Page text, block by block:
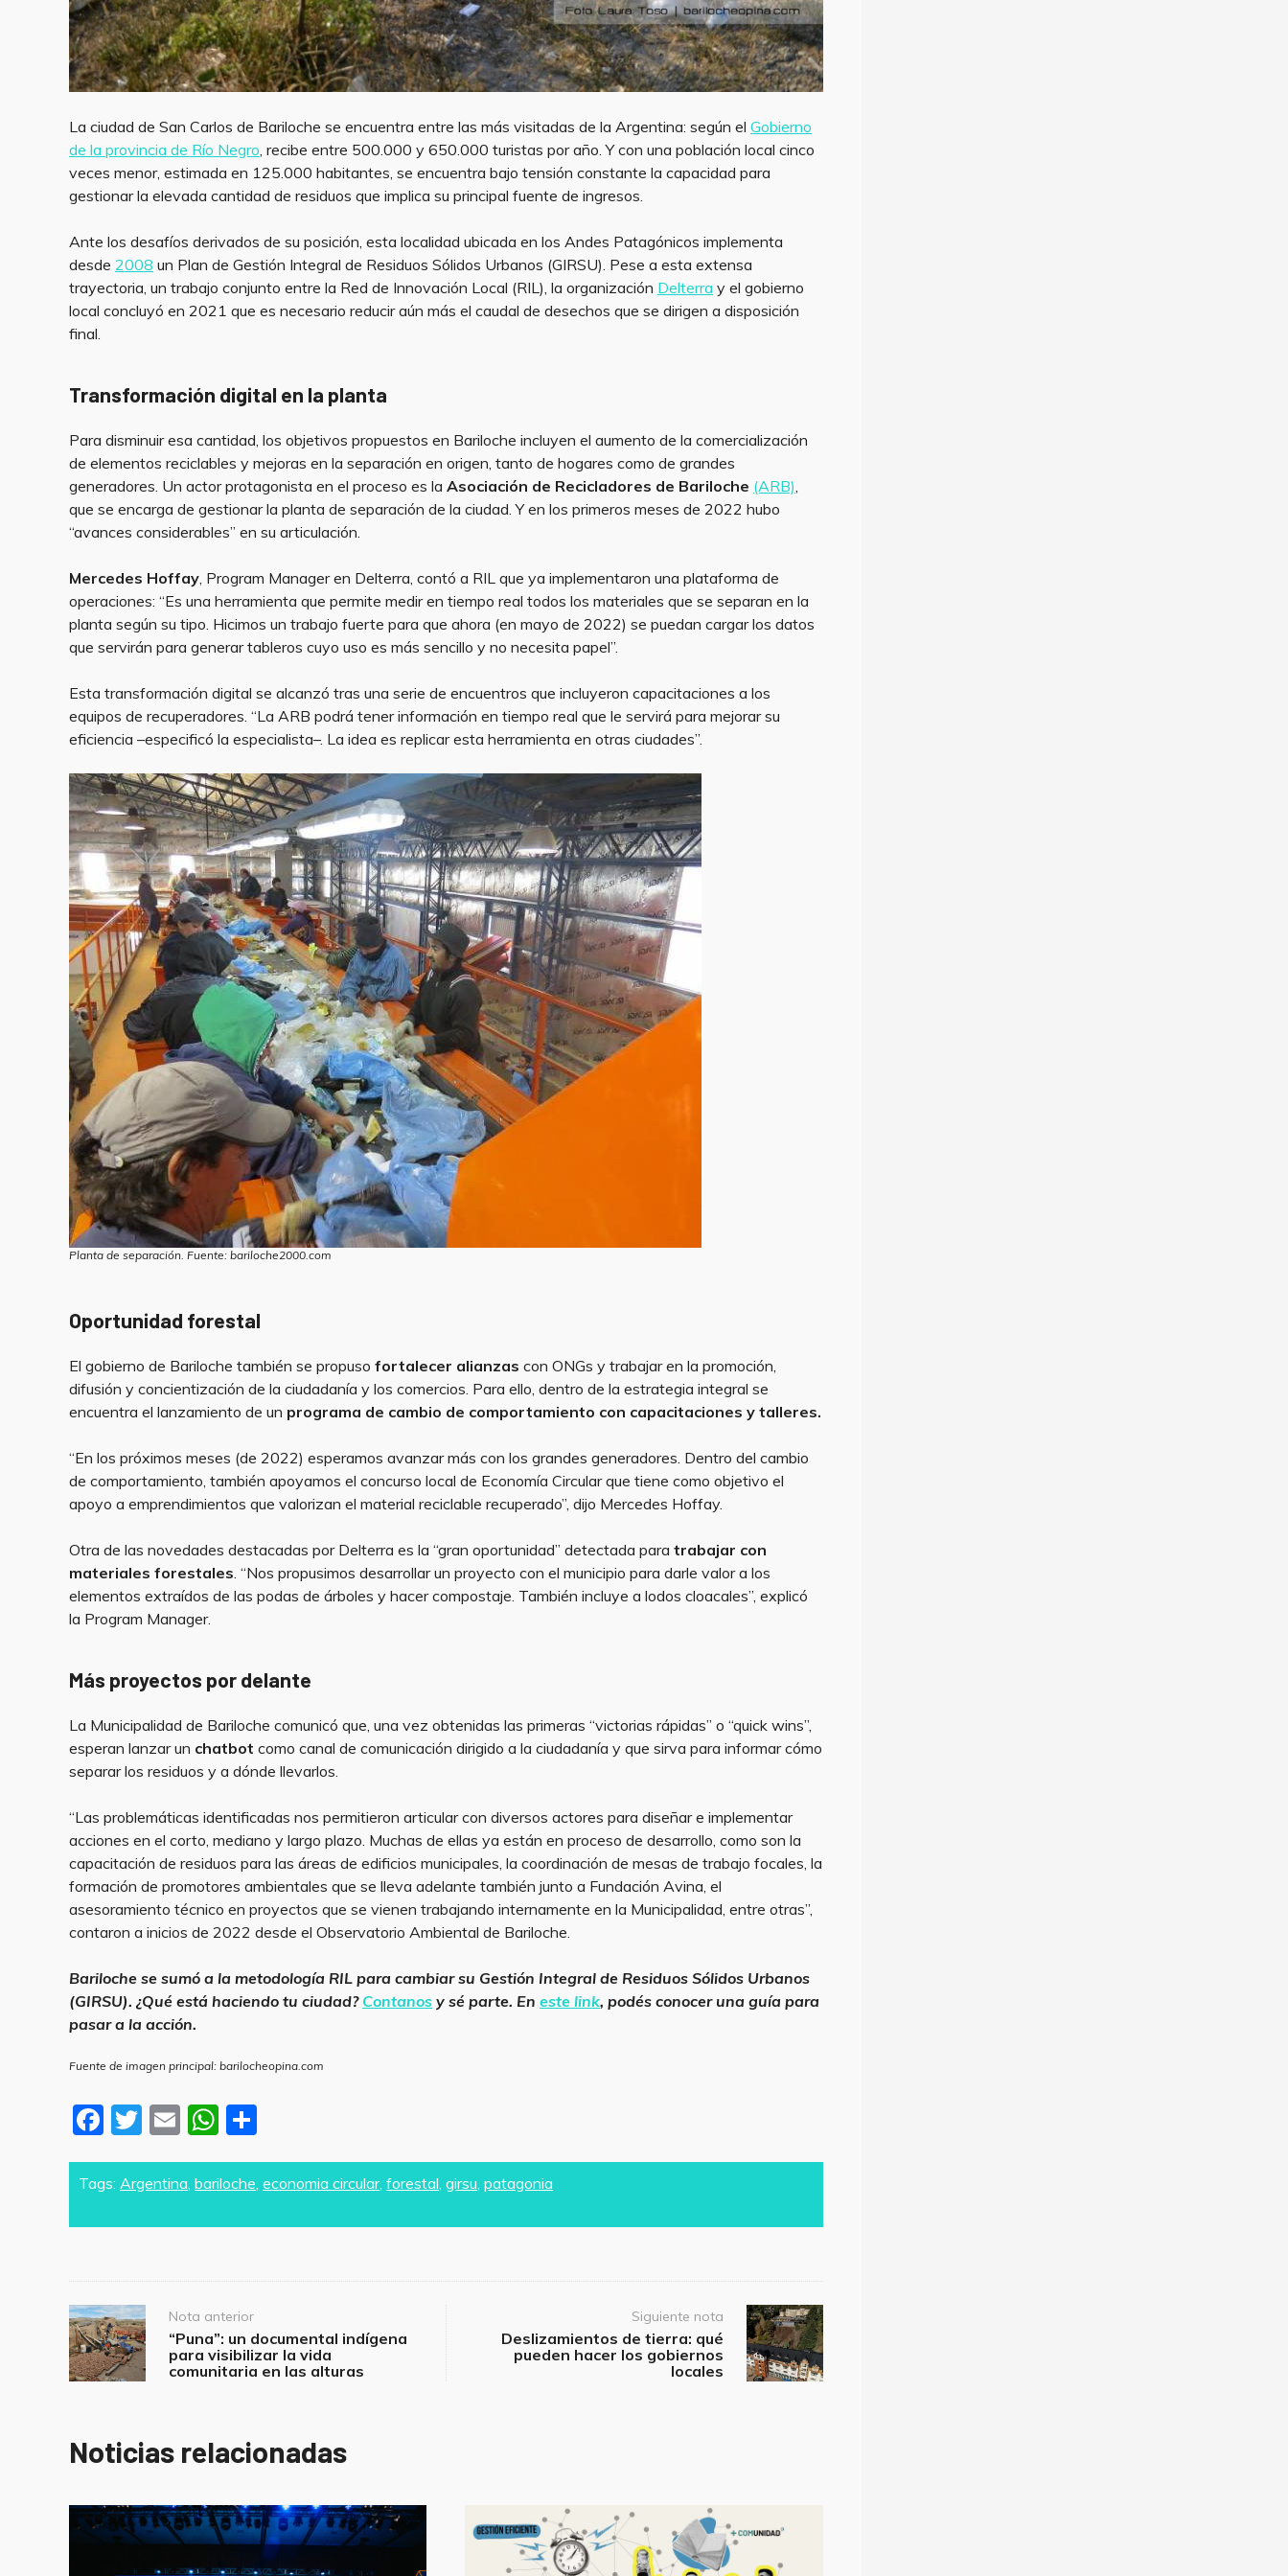
La ciudad de San Carlos de Bariloche se encuentra entre las más visitadas de la Argentina: según elGobierno
de la provincia de Río Negro , recibe entre 500.000 y 650.000 turistas por año. Y con una población local cinco
veces menor, estimada en 125.000 habitantes, se encuentra bajo tensión constante la capacidad para
gestionar la elevada cantidad de residuos que implica su principal fuente de ingresos.
Ante los desafíos derivados de su posición, esta localidad ubicada en los Andes Patagónicos implementa
desde2008 un Plan de Gestión Integral de Residuos Sólidos Urbanos (GIRSU). Pese a esta extensa
trayectoria, un trabajo conjunto entre la Red de Innovación Local (RIL), la organización Delterra y el gobierno
local concluyó en 2021 que es necesario reducir aún más el caudal de desechos que se dirigen a disposición
final.
Transformación digital en la planta
Para disminuir esa cantidad, los objetivos propuestos en Bariloche incluyen el aumento de la comercialización
de elementos reciclables y mejoras en la separación en origen, tanto de hogares como de grandes
generadores. Un actor protagonista en el proceso es laAsociación de Recicladores de Bariloche (ARB)
que se encarga de gestionar la planta de separación de la ciudad. Y en los primeros meses de 2022 hubo
“avances considerables” en su articulación.
Mercedes Hoffay , Program Manager en Delterra, contó a RIL que ya implementaron una plataforma de
operaciones: “Es una herramienta que permite medir en tiempo real todos los materiales que se separan en la
planta según su tipo. Hicimos un trabajo fuerte para que ahora (en mayo de 2022) se puedan cargar los datos
que servirán para generar tableros cuyo uso es más sencillo y no necesita papel”.
Esta transformación digital se alcanzó tras una serie de encuentros que incluyeron capacitaciones a los
equipos de recuperadores. “La ARB podrá tener información en tiempo real que le servirá para mejorar su
eficiencia –especificó la especialista–. La idea es replicar esta herramienta en otras ciudades”.
Planta de separación. Fuente: bariloche2000.com
Oportunidad forestal
El gobierno de Bariloche también se propusofortalecer alianzas con ONGs y trabajar en la promoción,
difusión y concientización de la ciudadanía y los comercios. Para ello, dentro de la estrategia integral se
encuentra el lanzamiento de un programa de cambio de comportamiento con capacitaciones y talleres.
“En los próximos meses (de 2022) esperamos avanzar más con los grandes generadores. Dentro del cambio
de comportamiento, también apoyamos el concurso local de Economía Circular que tiene como objetivo el
apoyo a emprendimientos que valorizan el material reciclable recuperado”, dijo Mercedes Hoffay.
Otra de las novedades destacadas por Delterra es la “gran oportunidad” detectada paratrabajar con
materiales forestales . “Nos propusimos desarrollar un proyecto con el municipio para darle valor a los
elementos extraídos de las podas de árboles y hacer compostaje. También incluye a lodos cloacales”, explicó
la Program Manager.
Más proyectos por delante
La Municipalidad de Bariloche comunicó que, una vez obtenidas las primeras “victorias rápidas” o “quick wins”,
esperan lanzar un chatbot como canal de comunicación dirigido a la ciudadanía y que sirva para informar cómo
separar los residuos y a dónde llevarlos.
“Las problemáticas identificadas nos permitieron articular con diversos actores para diseñar e implementar
acciones en el corto, mediano y largo plazo. Muchas de ellas ya están en proceso de desarrollo, como son la
capacitación de residuos para las áreas de edificios municipales, la coordinación de mesas de trabajo focales, la
formación de promotores ambientales que se lleva adelante también junto a Fundación Avina, el
asesoramiento técnico en proyectos que se vienen trabajando internamente en la Municipalidad, entre otras”,
contaron a inicios de 2022 desde el Observatorio Ambiental de Bariloche.
Bariloche se sumó a la metodología RIL para cambiar su Gestión Integral de Residuos Sólidos Urbanos
(GIRSU). ¿Qué está haciendo tu ciudad? Contanos y sé parte. Eneste link, podés conocer una guía para
pasar a la acción.
Fuente de imagen principal: barilocheopina.com
F
c
o
o
k
T
itt
E
ai
W
at
p
p
ar
Tags: Argentina ,bariloche ,economia circular,forestal ,girsu ,patagonia
Post
navigation
Nota anterior
“Puna”: un documental indígena
para visibilizar la vida
comunitaria en las alturas
Siguiente nota
Deslizamientos de tierra: qué
pueden hacer los gobiernos
locales
Noticias relacionadas